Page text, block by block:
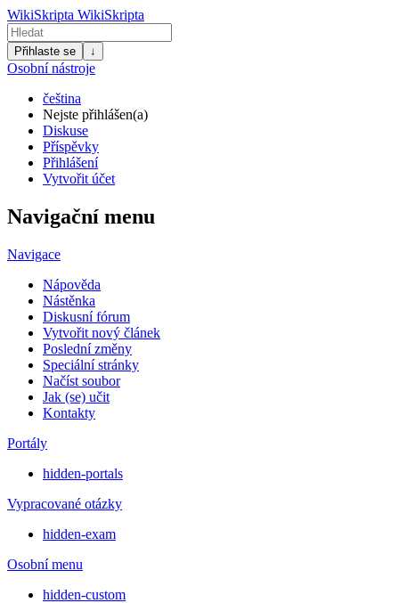
WikiSkripta WikiSkripta
Přihlaste se ↓
Osobní nástroje
čeština
Nejste přihlášen(a)
Diskuse
Příspěvky
Přihlášení
Vytvořit účet
Navigační menu
Navigace
Nápověda
Nástěnka
Diskusní fórum
Vytvořit nový článek
Poslední změny
Speciální stránky
Načíst soubor
Jak (se) učit
Kontakty
Portály
hidden-portals
Vypracované otázky
hidden-exam
Osobní menu
hidden-custom